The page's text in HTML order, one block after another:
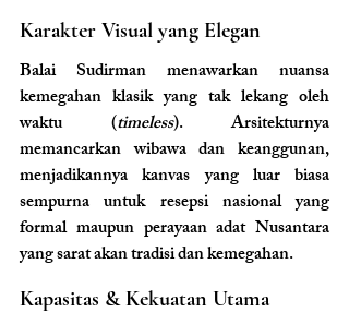
Karakter Visual yang Elegan
Balai Sudirman menawarkan nuansa
kemegahan klasik yang tak lekang oleh
waktu (timeless). Arsitekturnya
memancarkan wibawa dan keanggunan,
menjadikannya kanvas yang luar biasa
sempurna untuk resepsi nasional yang
formal maupun perayaan adat Nusantara
yang sarat akan tradisi dan kemegahan.
Kapasitas & Kekuatan Utama